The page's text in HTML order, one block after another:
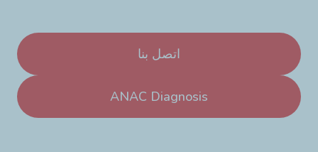
اتصل بنا
ANAC Diagnosis